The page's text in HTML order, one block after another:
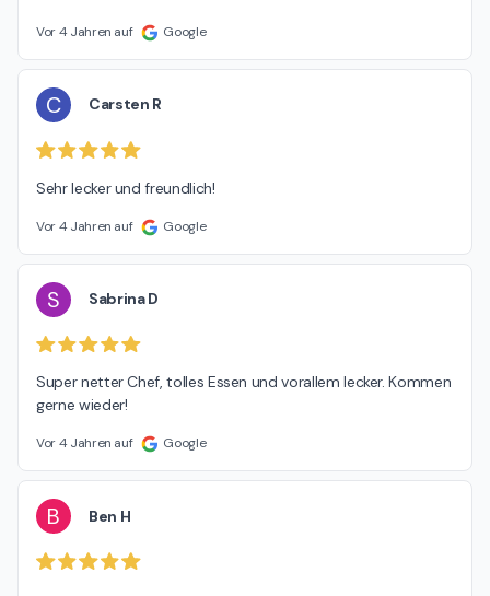
Vor 4 Jahren auf Google
C Carsten R
Sehr lecker und freundlich!
Vor 4 Jahren auf Google
S Sabrina D
Super netter Chef, tolles Essen und vorallem lecker. Kommen
gerne wieder!
Vor 4 Jahren auf Google
B Ben H